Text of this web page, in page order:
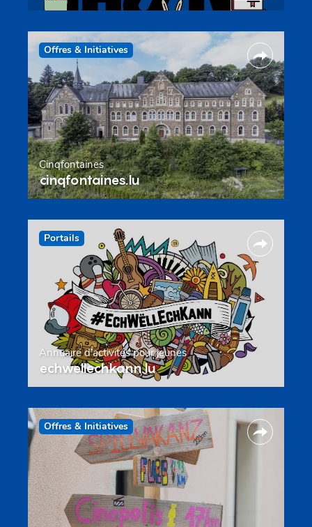
Offres & Initiatives
Cinqfontaines
cinqfontaines.lu
Portails
Annuaire d’activités pour jeunes
echwellechkann.lu
Offres & Initiatives